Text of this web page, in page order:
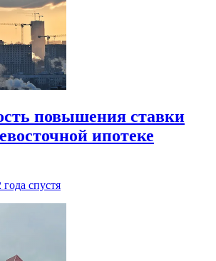
повышения ставки
ипотеке
года спустя